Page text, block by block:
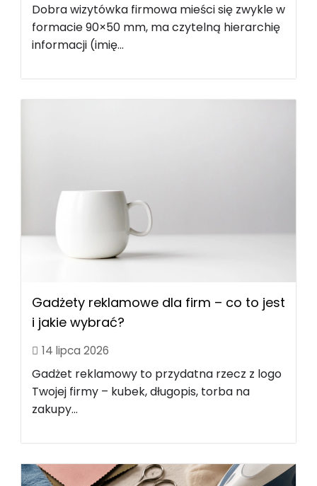
Dobra wizytówka firmowa mieści się zwykle w
formacie 90×50 mm, ma czytelną hierarchię
informacji (imię...
Gadżety reklamowe dla firm – co to jest
i jakie wybrać?
14 lipca 2026
Gadżet reklamowy to przydatna rzecz z logo
Twojej firmy – kubek, długopis, torba na
zakupy...